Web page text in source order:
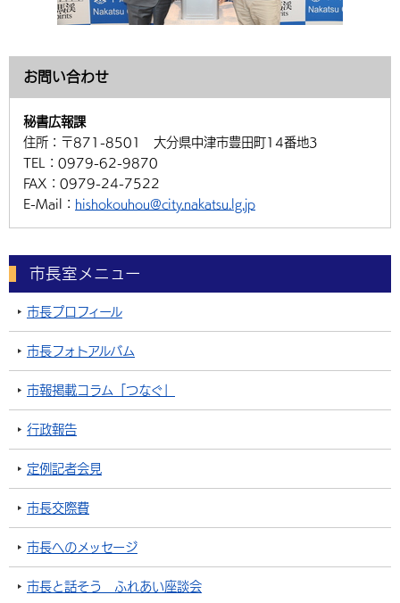
お問い合わせ
秘書広報課
住所： 〒871-8501 大分県中津市豊田町14番地3
TEL： 0979-62-9870
FAX： 0979-24-7522
E-Mail： hishokouhou@city.nakatsu.lg.jp
市長室メニュー
市長プロフィール
市長フォトアルバム
市報掲載コラム「つなぐ」
行政報告
定例記者会見
市長交際費
市長へのメッセージ
市長と話そう ふれあい座談会